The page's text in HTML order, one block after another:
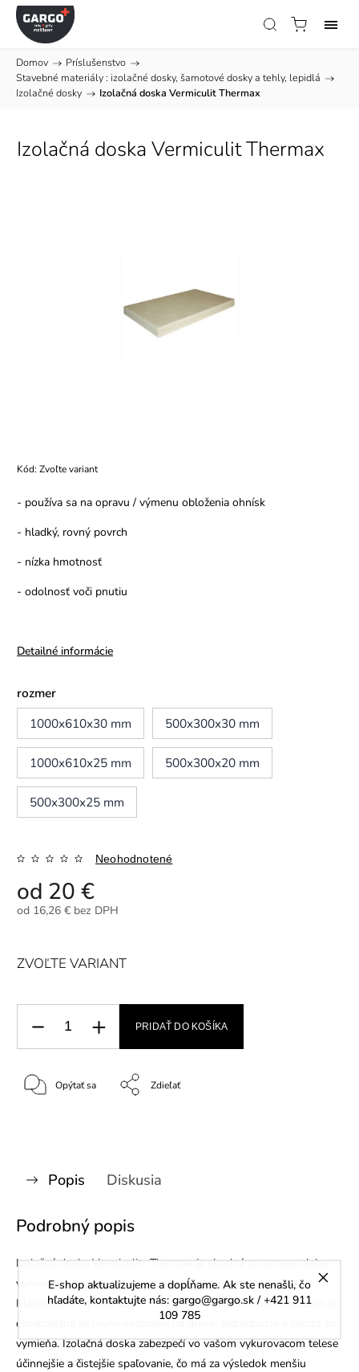
E-shop aktualizujeme a dopĺňame. Ak ste nenašli, čo
hľadáte, kontaktujte nás: gargo@gargo.sk / +421 911
109 785
Domov / Príslušenstvo /
Stavebné materiály : izolačné dosky, šamotové dosky a tehly, lepidlá /
Izolačné dosky / Izolačná doska Vermiculit Thermax
Izolačná doska Vermiculit Thermax
Kód: Zvoľte variant
- používa sa na opravu / výmenu obloženia ohnísk
- hladký, rovný povrch
- nízka hmotnosť
- odolnosť voči pnutiu
Detailné informácie
rozmer
1000x610x30 mm
500x300x30 mm
1000x610x25 mm 500x300x20 mm
500x300x25 mm
Neohodnotené
od 20 €
od 16,26 € bez DPH
ZVOĽTE VARIANT
PRIDAŤ DO KOŠÍKA
Opýtať sa Zdieľať
Popis Diskusia
Podrobný popis
Izolačná doska Vermiculit- Thermax je vhodná na opravu alebo
výmenu obloženia ohnísk krbových kachlí alebo vložiek.
Klasifikačná teplota 1100 °C. S doskou sa veľmi dobre pracuje, je
obrábateľná bežnými nástrojmi na drevo, jednoducho a rýchlo sa
vymieňa. Izolačná doska zabezpečí vo vašom vykurovacom telese
účinnejšie a čistejšie spaľovanie, čo má za výsledok menšiu